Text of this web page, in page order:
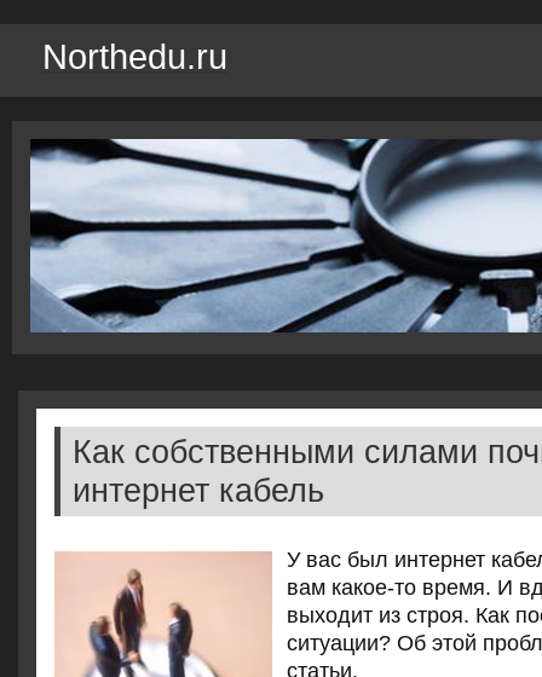
Northedu.ru
Как собственными силами
интернет кабель
У вас был интернет
вам какое-то время. И
выходит из строя. Как
ситуации? Об этой
статьи.